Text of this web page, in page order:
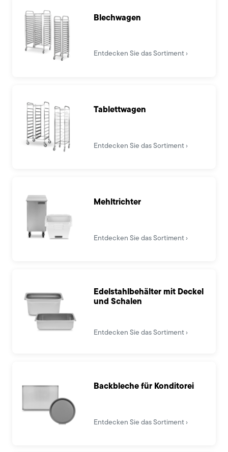
Blechwagen
Entdecken Sie das Sortiment
Tablettwagen
Entdecken Sie das Sortiment
Mehltrichter
Entdecken Sie das Sortiment
Edelstahlbehälter mit Deckel
und Schalen
Entdecken Sie das Sortiment
Backbleche für Konditorei
Entdecken Sie das Sortiment